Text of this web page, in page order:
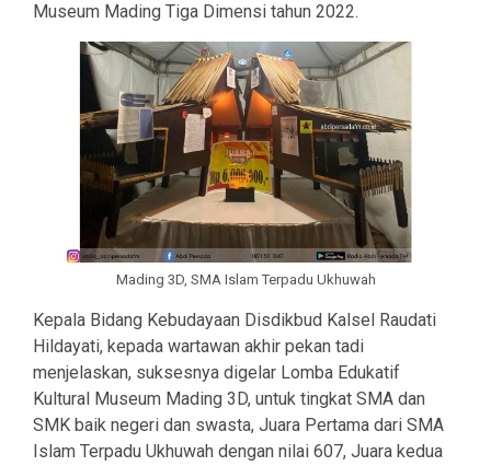
Museum Mading Tiga Dimensi tahun 2022.
Mading 3D, SMA Islam Terpadu Ukhuwah
Kepala Bidang Kebudayaan Disdikbud Kalsel Raudati
Hildayati, kepada wartawan akhir pekan tadi
menjelaskan, suksesnya digelar Lomba Edukatif
Kultural Museum Mading 3D, untuk tingkat SMA dan
SMK baik negeri dan swasta, Juara Pertama dari SMA
Islam Terpadu Ukhuwah dengan nilai 607, Juara kedua